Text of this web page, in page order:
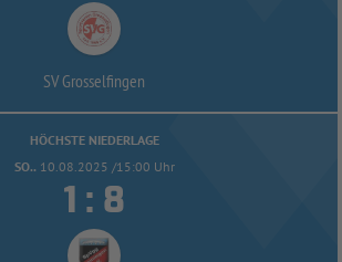
SV Grosselfingen
HÖCHSTE NIEDERLAGE
SO.. 10.08.2025 /15:00 Uhr
 : 